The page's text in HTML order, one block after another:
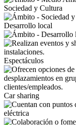
Sociedad y Cultura
Desarrollo local
Espectáculos
Car sharing
eléctrica